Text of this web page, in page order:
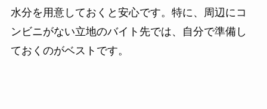
水分を用意しておくと安心です。特に、周辺にコ
ンビニがない立地のバイト先では、自分で準備し
ておくのがベストです。